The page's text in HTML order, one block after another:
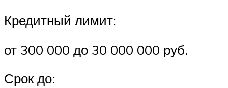
Кредитный лимит:
от 300 000 до 30 000 000 руб.
Срок до: